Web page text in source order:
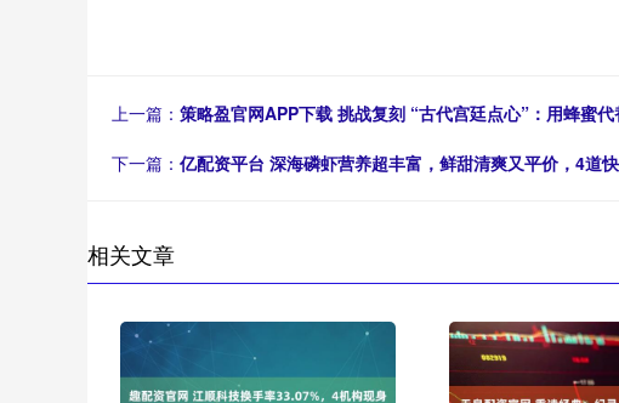
上一篇： 策略盈官网APP下载 挑战复刻 “古代宫廷点心”：用蜂蜜
下一篇： 亿配资平台 深海磷虾营养超丰富，鲜甜清爽又平价，4道
相关文章